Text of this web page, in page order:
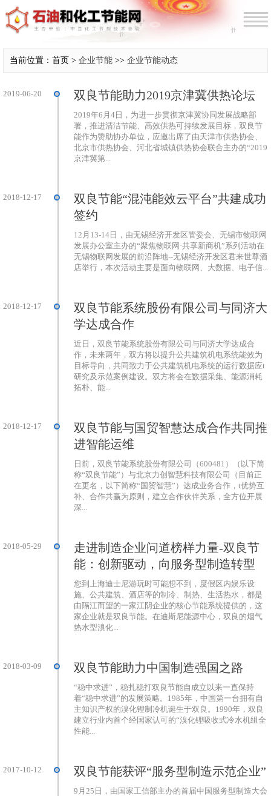
当前位置：首页 > 企业节能 >> 企业节能动态
2019-06-20 双良节能助力2019京津冀供热论坛
2019年6月4日，为进一步贯彻京津冀协同发展战略部
署，推进清洁节能、高效供热可持续发展目标，双良节
能作为赞助协办单位，应邀出席了由天津市供热协会、
北京市供热协会、河北省城镇供热协会联合主办的“2019
京津冀第...
2018-12-17
双良节能“混沌能效云平台”共建成功
签约
12月13-14日，由无锡经济开发区管委会、无锡市物联网
发展办公室主办的“聚焦物联网·共享新商机”系列活动在
无锡物联网发展的前沿阵地--无锡经济开发区君来世尊酒
店举行，本次活动主要是面向物联网、大数据、电子信...
2018-12-17
双良节能系统股份有限公司与同济大
学达成合作
近日，双良节能系统股份有限公司与同济大学达成合
作，未来两年，双方将以提升公共建筑机电系统能效为
目标导向，共同致力于公共建筑机电系统的运行数据应t
研究及示范案例建设。双方将会在数据采集、能源消耗
拓朴、能...
2018-12-17
双良节能与国贸智慧达成合作共同推
进智能运维
日前，双良节能系统股份有限公司（600481）（以下简
称“双良节能”）与北京力创智慧科技有限公司（目前正
在更名，以下简称“国贸智慧”）达成业务合作，t优势互
补、合作共赢为原则，建立合作伙伴关系，全方位开展
深...
2018-05-29
走进制造企业问道榜样力量-双良节
能：创新驱动，向服务型制造转型
您到上海迪士尼游玩时可能想不到，度假区内娱乐设
施、公共建筑、酒店等的制冷、制热、生活热水，都是
由隔江而望的一家江阴企业的核心节能系统提供的，这
家企业就是双良节能。在迪斯尼能源中心，双良的烟气
热水型溴化...
2018-03-09 双良节能助力中国制造强国之路
“稳中求进”，稳扎稳打双良节能自成立以来一直保持
着“稳中求进”的发展策略。1985年，中国第一台拥有自
主知识产权的溴化锂制冷机诞生于双良。1990年，双良
建立行业内首个经国家认可的“溴化锂吸收式冷水机组全
性能...
2017-10-12 双良节能获评“服务型制造示范企业”
9月25日，由国家工信部主办的首届中国服务型制造大会